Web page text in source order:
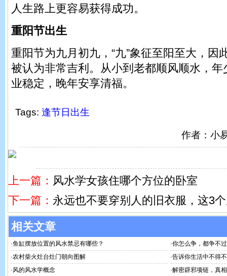
人生路上更容易获得成功。
重阳节出生
重阳节为九月初九，“九”象征至阳至大，因
被认为非常吉利。从小到老都顺风顺水，
业稳定，晚年安享清福。
Tags: 逢节日出生
作者：小
上一篇： 风水学女孩住哪个方位的卧室
下一篇： 永远也不要穿别人的旧衣服，这3
相关文章
·鱼缸摆放位置的风水禁忌有哪些？ ·你怎么争，都争不
·农村柴火灶台灶门朝向图解 ·告诉你生活中不得
·风的风水学概念 ·解密辟邪项链，真